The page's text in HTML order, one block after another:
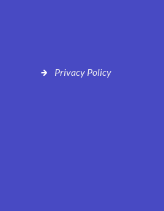
Privacy Policy